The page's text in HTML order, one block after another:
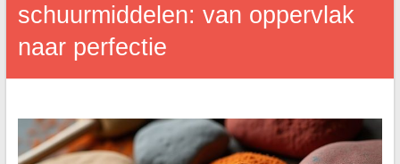
schuurmiddelen: van oppervlak
naar perfectie